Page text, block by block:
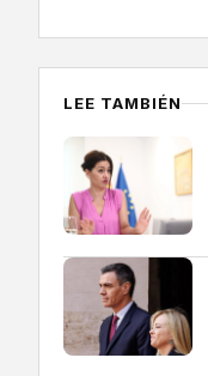
LEE TAMBIÉN